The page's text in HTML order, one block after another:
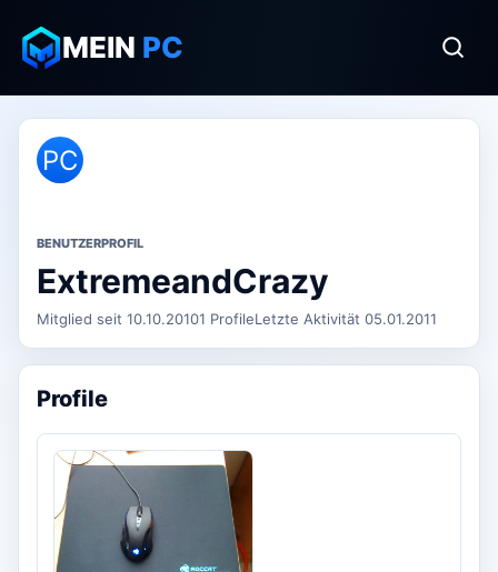
MEIN PC
PC
BENUTZERPROFIL
ExtremeandCrazy
Mitglied seit 10.10.20101 ProfileLetzte Aktivität 05.01.2011
Profile